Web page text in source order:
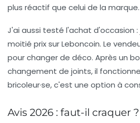
plus réactif que celui de la marque.
J'ai aussi testé l'achat d'occasion
moitié prix sur Leboncoin. Le
pour changer de déco. Après un
changement de joints, il
bricoleur·se, c'est une option à
Avis 2026 : faut-il craquer ?